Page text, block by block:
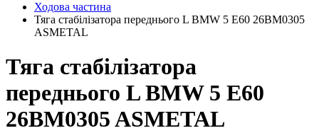
Ходова частина
Тяга стабілізатора переднього L BMW 5 E60 26BM0305
ASMETAL
Тяга стабілізатора
переднього L BMW 5 E60
26BM0305 ASMETAL